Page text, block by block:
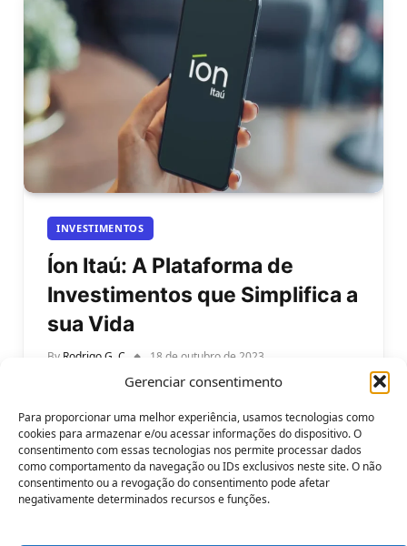
Gerenciar consentimento
Para proporcionar uma melhor experiência, usamos tecnologias como
cookies para armazenar e/ou acessar informações do dispositivo. O
consentimento com essas tecnologias nos permite processar dados
como comportamento da navegação ou IDs exclusivos neste site. O não
consentimento ou a revogação do consentimento pode afetar
negativamente determinados recursos e funções.
INVESTIMENTOS
Íon Itaú: A Plataforma de
Investimentos que Simplifica a
sua Vida
By Rodrigo G. C 18 de outubro de 2023
Saiba o que é Íon Itaú: A Plataforma de
Investimentos que Simplifica a sua Vida. Você já
conhece o Íon…